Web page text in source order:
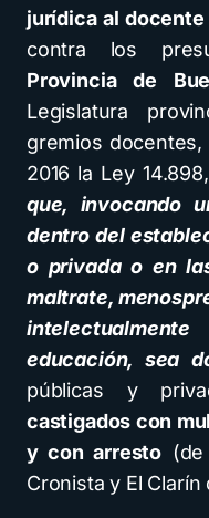
jurídica al docente
contra los
Provincia de
Legislatura
gremios
2016 la Ley
que, invocando
dentro del
o privada o en
maltrate,
educación, sea
públicas y
castigados con
y con arresto
Cronista y El